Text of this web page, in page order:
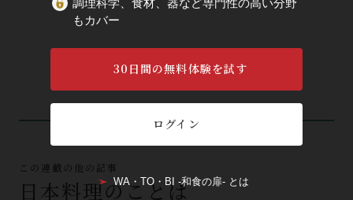
この連載の他の記事
日本料理のことば
調理科学、食材、器など専門性の高い分野
もカバー
30日間の無料体験を試す
ログイン
WA・TO・BI -和食の扉- とは